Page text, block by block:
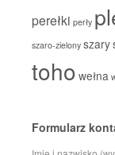
perełki perły
szaro-zielony szary
toho wełna
Formularz